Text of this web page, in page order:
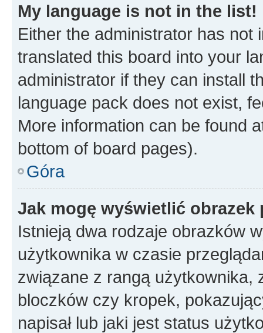
My language is not in the list!
Either the administrator has not
translated this board into your
administrator if they can install
language pack does not exist,
More information can be found
bottom of board pages).
Góra
Jak mogę wyświetlić
Istnieją dwa rodzaje obrazków
użytkownika w czasie
związane z rangą użytkownika,
bloczków czy kropek,
napisał lub jaki jest status